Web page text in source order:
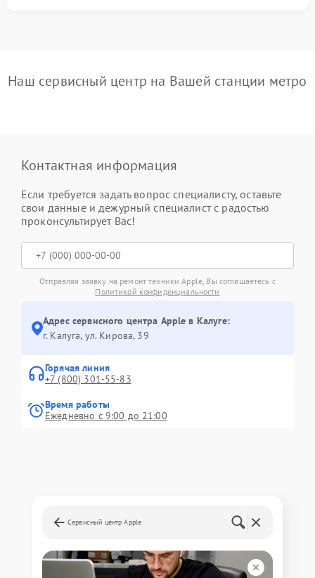
Наш сервисный центр на Вашей станции метро
Контактная информация
Если требуется задать вопрос специалисту, оставьте
свои данные и дежурный специалист с радостью
проконсультирует Вас!
Отправляя заявку на ремонт техники Apple, Вы соглашаетесь с
Политикой конфиденциальности
Адрес сервисного центра Apple в Калуге:
г. Калуга, ул. Кирова, 39
Горячая линия
+7 (800) 301-55-83
Время работы
Ежедневно с 9:00 до 21:00
Сервисный центр Apple